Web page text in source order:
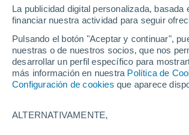
La publicidad digital personalizada,
financiar nuestra actividad para seguir
Pulsando el botón "Aceptar y continuar",
nuestras o de nuestros socios, que nos
desarrollar un perfil específico para
más información en nuestra Política de
Configuración de cookies que aparece
ALTERNATIVAMENTE,
Inicio Modelos Modelos
Modelos de
PRES. | V > 10 |
NUB. | PREC. 6H |
PRECIPITACIÓN
ACUMULADA